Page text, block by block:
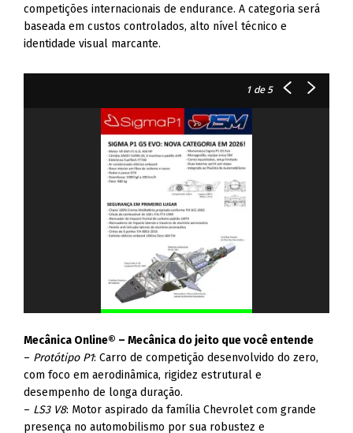
competições internacionais de endurance. A categoria será
baseada em custos controlados, alto nível técnico e
identidade visual marcante.
1de 5
Mecânica Online® – Mecânica do jeito que você entende
– Protótipo P1: Carro de competição desenvolvido do zero,
com foco em aerodinâmica, rigidez estrutural e
desempenho de longa duração.
– LS3 V8: Motor aspirado da família Chevrolet com grande
presença no automobilismo por sua robustez e